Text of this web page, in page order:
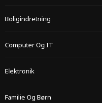
Boligindretning
Computer Og IT
Elektronik
Familie Og Børn